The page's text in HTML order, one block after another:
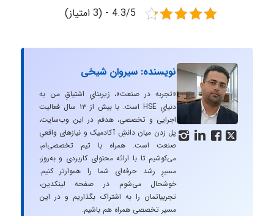
4.3/5 - (3 امتیاز)
   
نویسنده: سیروان شیخی
«تجربه در صنعت»، زیربنایِ اشتیاقِ من به
دنیایِ HSE است. با بیش از ۱۳ سال فعالیت
اجرایی و تخصصی، هدفم در این وب‌سایت،
پل زدن میان دانشِ آکادمیک و نیازهای واقعیِ
صنعت است. همراه با تیم تخصصی‌ام،
می‌کوشیم تا با ارائه محتوای کاربردی و به‌روز،
مسیرِ رشد حرفه‌ای شما را هموارتر کنیم.
خوشحال می‌شوم در صفحه لینکدین،
تجربیاتمان را به اشتراک بگذاریم و در این
مسیر تخصصی همراه هم باشیم.